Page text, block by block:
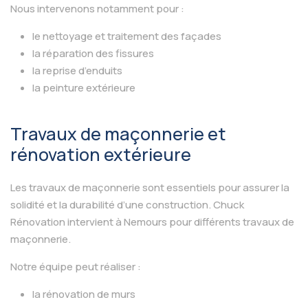
Nous intervenons notamment pour :
le nettoyage et traitement des façades
la réparation des fissures
la reprise d’enduits
la peinture extérieure
Travaux de maçonnerie et
rénovation extérieure
Les travaux de maçonnerie sont essentiels pour assurer la
solidité et la durabilité d’une construction. Chuck
Rénovation intervient à Nemours pour différents travaux de
maçonnerie.
Notre équipe peut réaliser :
la rénovation de murs